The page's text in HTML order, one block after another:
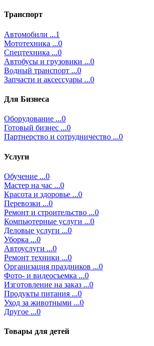
Транспорт
Автомобили ...1
Мототехника ...0
Спецтехника ...0
Автобусы и грузовики ...0
Водный транспорт ...0
Запчасти и аксессуары ...0
Для Бизнеса
Оборудование ...0
Готовый бизнес ...0
Партнерство и сотрудничество ...0
Услуги
Обучение ...0
Мастер на час ...0
Красота и здоровье ...0
Перевозки ...0
Ремонт и строительство ...0
Компьютерные услуги ...0
Деловые услуги ...0
Уборка ...0
Автоуслуги ...0
Ремонт техники ...0
Организация праздников ...0
Фото- и видеосъемка ...0
Изготовление на заказ ...0
Продукты питания ...0
Уход за животными ...0
Другое ...0
Товары для детей